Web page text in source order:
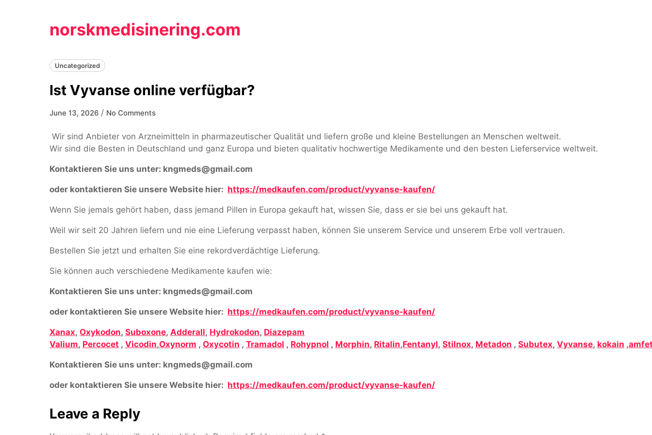
norskmedisinering.com
Uncategorized
Ist Vyvanse online verfügbar?
June 13, 2026 / No Comments
Wir sind Anbieter von Arzneimitteln in pharmazeutischer Qualität und liefern große und kleine Bestellungen an Menschen weltweit.
Wir sind die Besten in Deutschland und ganz Europa und bieten qualitativ hochwertige Medikamente und den besten Lieferservice weltweit.
Kontaktieren Sie uns unter: kngmeds@gmail.com
oder kontaktieren Sie unsere Website hier: https://medkaufen.com/product/vyvanse-kaufen/
Wenn Sie jemals gehört haben, dass jemand Pillen in Europa gekauft hat, wissen Sie, dass er sie bei uns gekauft hat.
Weil wir seit 20 Jahren liefern und nie eine Lieferung verpasst haben, können Sie unserem Service und unserem Erbe voll vertrauen.
Bestellen Sie jetzt und erhalten Sie eine rekordverdächtige Lieferung.
Sie können auch verschiedene Medikamente kaufen wie:
Kontaktieren Sie uns unter: kngmeds@gmail.com
oder kontaktieren Sie unsere Website hier: https://medkaufen.com/product/vyvanse-kaufen/
Xanax, Oxykodon, Suboxone, Adderall, Hydrokodon, Diazepam
Valium, Percocet , Vicodin,Oxynorm , Oxycotin , Tramadol , Rohypnol , Morphin, Ritalin,Fentanyl, Stilnox, Metadon , Subutex, Vyvanse, kokain ,
Kontaktieren Sie uns unter: kngmeds@gmail.com
oder kontaktieren Sie unsere Website hier: https://medkaufen.com/product/vyvanse-kaufen/
Leave a Reply